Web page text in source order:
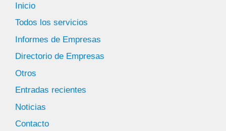
Inicio
Todos los servicios
Informes de Empresas
Directorio de Empresas
Otros
Entradas recientes
Noticias
Contacto